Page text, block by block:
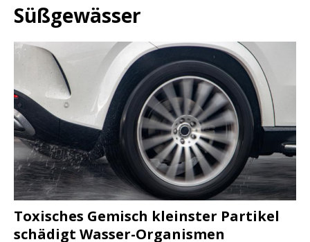
Süßgewässer
Toxisches Gemisch kleinster Partikel
schädigt Wasser-Organismen